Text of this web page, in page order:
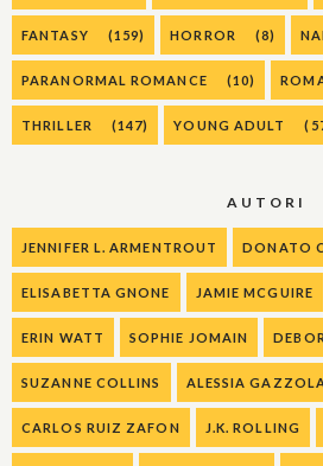
FANTASY (159) HORROR (8)
PARANORMAL ROMANCE (10)
THRILLER (147) YOUNG ADULT
AUTORI
JENNIFER L. ARMENTROUT DONATO
ELISABETTA GNONE JAMIE MCGUIRE
ERIN WATT SOPHIE JOMAIN
SUZANNE COLLINS ALESSIA
CARLOS RUIZ ZAFON J.K. ROLLING